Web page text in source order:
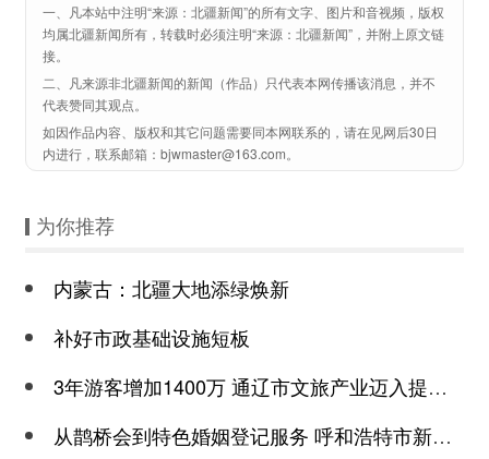
一、凡本站中注明“来源：北疆新闻”的所有文字、图片和音视频，版权
均属北疆新闻所有，转载时必须注明“来源：北疆新闻”，并附上原文链
接。
二、凡来源非北疆新闻的新闻（作品）只代表本网传播该消息，并不
代表赞同其观点。
如因作品内容、版权和其它问题需要同本网联系的，请在见网后30日
内进行，联系邮箱：bjwmaster@163.com。
为你推荐
内蒙古：北疆大地添绿焕新
补好市政基础设施短板
3年游客增加1400万 通辽市文旅产业迈入提质增效新阶段
从鹊桥会到特色婚姻登记服务 呼和浩特市新城区打造婚育友好型服务链